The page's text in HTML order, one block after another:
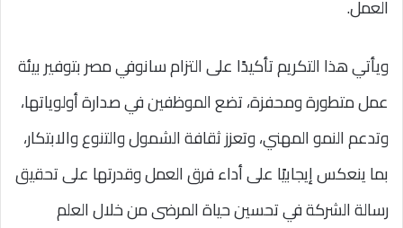
العمل.
ويأتي هذا التكريم تأكيدًا على التزام سانوفي مصر بتوفير بيئة
عمل متطورة ومحفزة، تضع الموظفين في صدارة أولوياتها،
وتدعم النمو المهني، وتعزز ثقافة الشمول والتنوع والابتكار،
بما ينعكس إيجابيًا على أداء فرق العمل وقدرتها على تحقيق
رسالة الشركة في تحسين حياة المرضى من خلال العلم